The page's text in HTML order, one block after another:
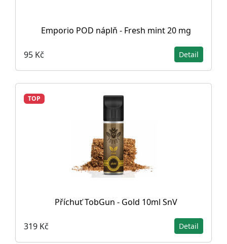
Emporio POD náplň - Fresh mint 20 mg
95 Kč Detail
TOP
Příchuť TobGun - Gold 10ml SnV
319 Kč Detail